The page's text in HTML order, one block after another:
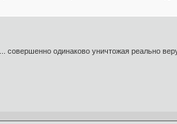
совершенно одинаково уничтожая реально